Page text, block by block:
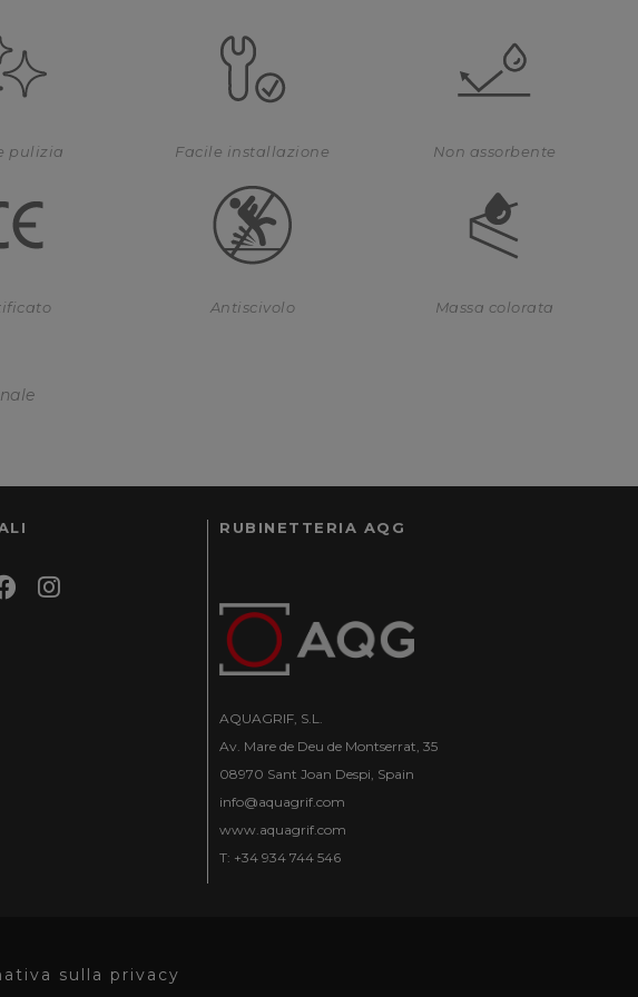
pulizia Facile installazione Non assorbente
Antiscivolo Massa colorata
RUBINETTERIA AQG
AQUAGRIF, S.L.
Av. Mare de Deu de Montserrat, 35
08970 Sant Joan Despi, Spain
info@aquagrif.com
www.aquagrif.com
T: +34 934 744 546
sulla privacy